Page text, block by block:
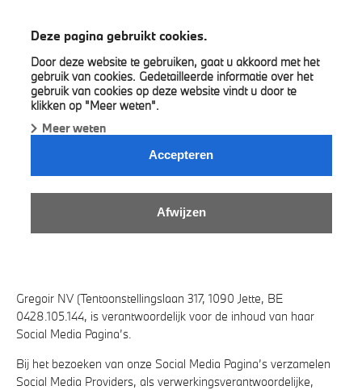
Deze pagina gebruikt cookies.
Door deze website te gebruiken, gaat u akkoord met het
gebruik van cookies. Gedetailleerde informatie over het
gebruik van cookies op deze website vindt u door te
klikken op "Meer weten".
Meer weten
Accepteren
Afwijzen
PRIVACYBELEID SOCIAL MEDIA
PAGINA'S (FACEBOOK, INSTAGRAM,
LINKEDIN, YOUTUBE, ...):
Gregoir NV (Tentoonstellingslaan 317, 1090 Jette, BE
0428.105.144, is verantwoordelijk voor de inhoud van haar
Social Media Pagina’s.
Bij het bezoeken van onze Social Media Pagina’s verzamelen
Social Media Providers, als verwerkingsverantwoordelijke,